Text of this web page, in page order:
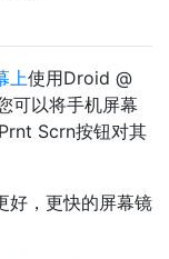
上使用Droid @
可以将手机屏幕
Scrn按钮对其
好，更快的屏幕镜